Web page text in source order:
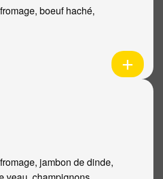
boeuf haché,
jambon de dinde,